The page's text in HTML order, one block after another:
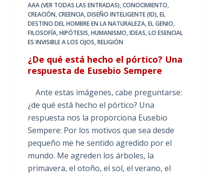
AAA (VER TODAS LAS ENTRADAS),CONOCIMIENTO,
CREACIÓN,CREENCIA,DISEÑO INTELIGENTE (ID),EL
DESTINO DEL HOMBRE EN LA NATURALEZA,EL GENIO,
FILOSOFÍA,HIPÓTESIS,HUMANISMO,IDEAS,LO ESENCIAL
ES INVISIBLE A LOS OJOS,RELIGIÓN
¿De qué está hecho el pórtico? Una
respuesta de Eusebio Sempere
Ante estas imágenes, cabe preguntarse:
¿de qué está hecho el pórtico? Una
respuesta nos la proporciona Eusebio
Sempere: Por los motivos que sea desde
pequeño me he sentido agredido por el
mundo. Me agreden los árboles, la
primavera, el otoño, el sol, el verano, el